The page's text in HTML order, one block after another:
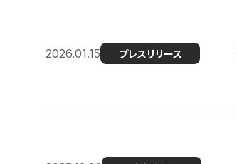
2026.01.15 プレスリリース